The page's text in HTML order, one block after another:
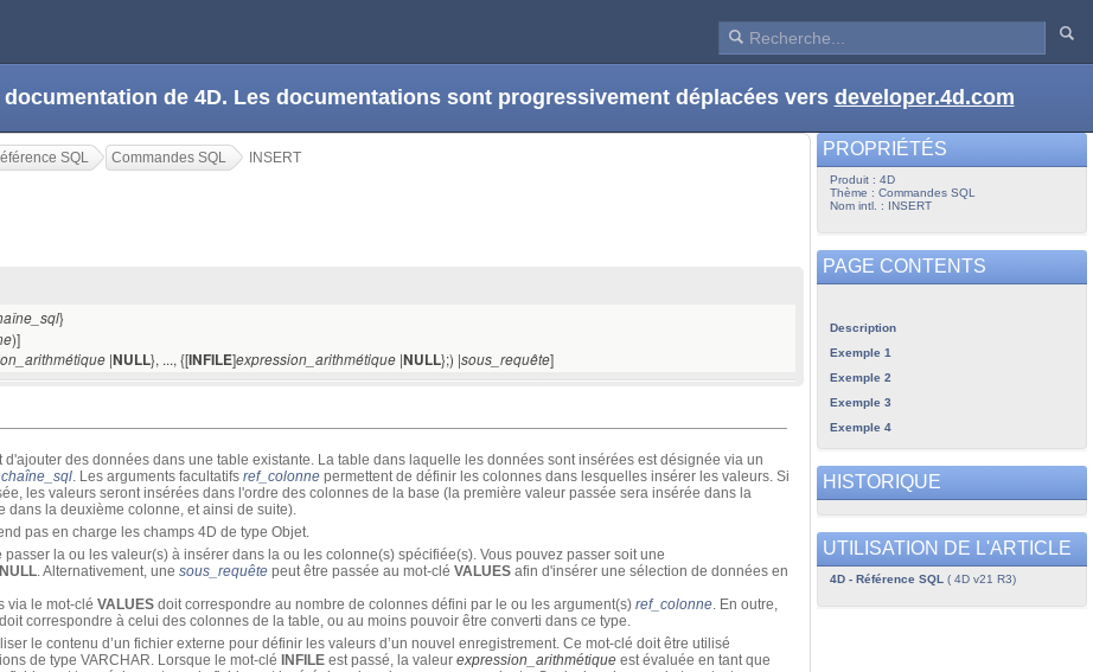
de 4D. Les documentations sont progressivement déplacées vers developer.4d.com
SQL Commandes SQL INSERT
}
)]
|NULL}, ..., {[INFILE]expression_arithmétique |NULL};) |sous_requête]
des données dans une table existante. La table dans laquelle les données sont insérées est désignée via un
chaîne_sql. Les arguments facultatifs ref_colonne permettent de définir les colonnes dans lesquelles insérer les valeurs. Si
les valeurs seront insérées dans l'ordre des colonnes de la base (la première valeur passée sera insérée dans la
dans la deuxième colonne, et ainsi de suite).
pas en charge les champs 4D de type Objet.
passer la ou les valeur(s) à insérer dans la ou les colonne(s) spécifiée(s). Vous pouvez passer soit une
NULL. Alternativement, une sous_requête peut être passée au mot-clé VALUES afin d'insérer une sélection de données en
via le mot-clé VALUES doit correspondre au nombre de colonnes défini par le ou les argument(s) ref_colonne. En outre,
correspondre à celui des colonnes de la table, ou au moins pouvoir être converti dans ce type.
le contenu d’un fichier externe pour définir les valeurs d’un nouvel enregistrement. Ce mot-clé doit être utilisé
de type VARCHAR. Lorsque le mot-clé
INFILE est passé, la valeur expression_arithmétique est évaluée en tant que
PROPRIÉTÉS
Produit : 4D
Thème : Commandes SQL
Nom intl. : INSERT
PAGE CONTENTS
Description
Exemple 1
Exemple 2
Exemple 3
Exemple 4
HISTORIQUE
UTILISATION DE L'ARTICLE
4D - Référence SQL ( 4D v21 R3)